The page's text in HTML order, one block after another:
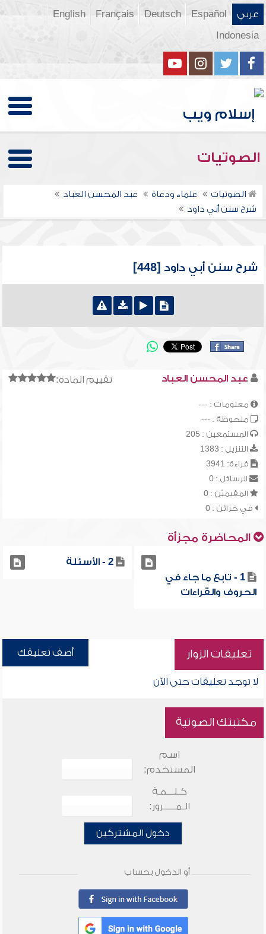
عربي Español
Deutsch
Français
English
Indonesia
الصوتيات
الصوتيات علماء ودعاة
عبد المحسن العباد
شرح سنن أبي داود
شرح سنن أبي داود [448]
تقييم المادة: عبد المحسن العباد
معلومات : ---
ملحوظة : ---
المستمعين : 205
التنزيل : 1383
قراءة: 3941
الرسائل : 0
المقيميّن : 0
في خزائن : 0
المحاضرة مجزأة
1 - تابع ما جاء في
الحروف والقراءات
2 - الأسئلة
تعليقات الزوار أضف تعليقك
لا توجد تعليقات حتى الآن
مكتبتك الصوتية
اسم
المستخدم:
كـلـــمـة
الـمـــــرور:
دخول المشتركين
أو الدخول بحساب